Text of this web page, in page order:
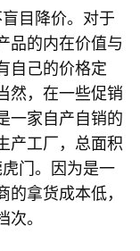
目降价。对于
品的内在价值与
自己的价格定
然，在一些促销
一家自产自销的
产工厂，总面积
门。因为是一
拿货成本低，
。